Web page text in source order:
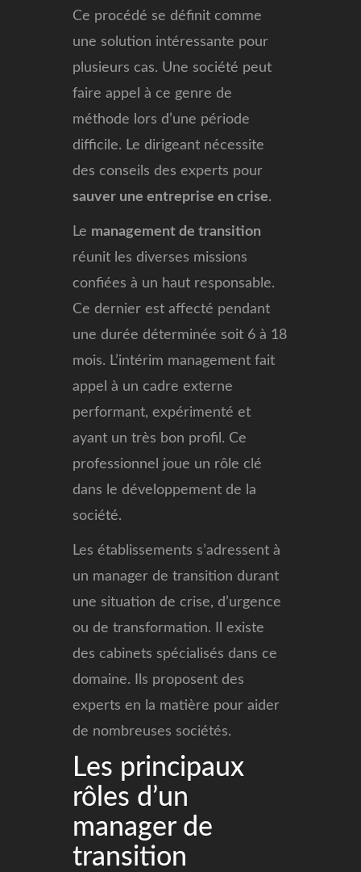
Ce procédé se définit comme
une solution intéressante pour
plusieurs cas. Une société peut
faire appel à ce genre de
méthode lors d’une période
difficile. Le dirigeant nécessite
des conseils des experts pour
sauver une entreprise en crise.
Le management de transition
réunit les diverses missions
confiées à un haut responsable.
Ce dernier est affecté pendant
une durée déterminée soit 6 à 18
mois. L’intérim management fait
appel à un cadre externe
performant, expérimenté et
ayant un très bon profil. Ce
professionnel joue un rôle clé
dans le développement de la
société.
Les établissements s’adressent à
un manager de transition durant
une situation de crise, d’urgence
ou de transformation. Il existe
des cabinets spécialisés dans ce
domaine. Ils proposent des
experts en la matière pour aider
de nombreuses sociétés.
Les principaux
rôles d’un
manager de
transition